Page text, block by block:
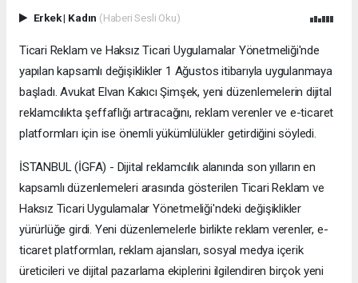
Erkek| Kadın (Haberi Sesli Oku)
Ticari Reklam ve Haksız Ticari Uygulamalar Yönetmeliği'nde
yapılan kapsamlı değişiklikler 1 Ağustos itibarıyla uygulanmaya
başladı. Avukat Elvan Kakıcı Şimşek, yeni düzenlemelerin dijital
reklamcılıkta şeffaflığı artıracağını, reklam verenler ve e-ticaret
platformları için ise önemli yükümlülükler getirdiğini söyledi.
İSTANBUL (İGFA) - Dijital reklamcılık alanında son yılların en
kapsamlı düzenlemeleri arasında gösterilen Ticari Reklam ve
Haksız Ticari Uygulamalar Yönetmeliği'ndeki değişiklikler
yürürlüğe girdi. Yeni düzenlemelerle birlikte reklam verenler, e-
ticaret platformları, reklam ajansları, sosyal medya içerik
üreticileri ve dijital pazarlama ekiplerini ilgilendiren birçok yeni